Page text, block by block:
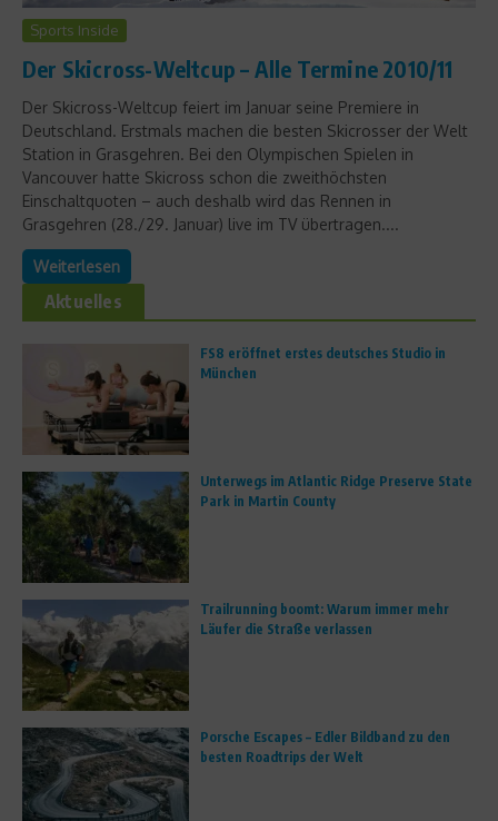
Sports Inside
Der Skicross-Weltcup – Alle Termine 2010/11
Der Skicross-Weltcup feiert im Januar seine Premiere in
Deutschland. Erstmals machen die besten Skicrosser der Welt
Station in Grasgehren. Bei den Olympischen Spielen in
Vancouver hatte Skicross schon die zweithöchsten
Einschaltquoten – auch deshalb wird das Rennen in
Grasgehren (28./29. Januar) live im TV übertragen....
Weiterlesen
Aktuelles
FS8 eröffnet erstes deutsches Studio in
München
Unterwegs im Atlantic Ridge Preserve State
Park in Martin County
Trailrunning boomt: Warum immer mehr
Läufer die Straße verlassen
Porsche Escapes – Edler Bildband zu den
besten Roadtrips der Welt